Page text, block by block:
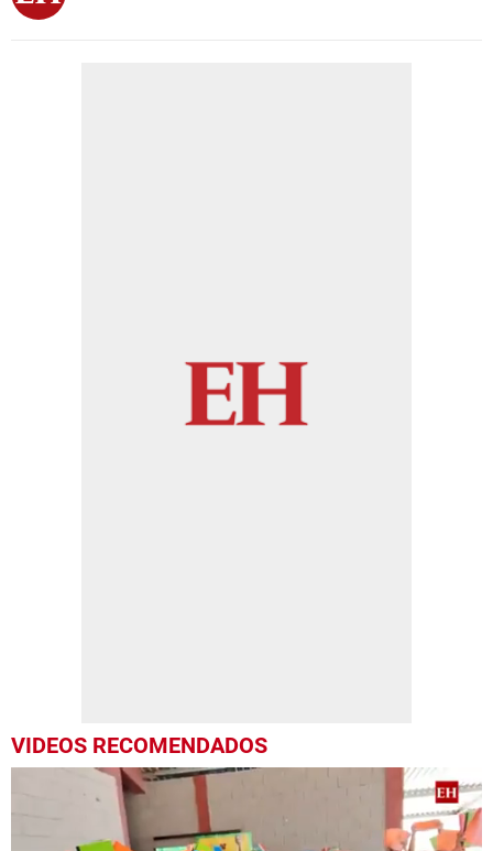
VIDEOS RECOMENDADOS